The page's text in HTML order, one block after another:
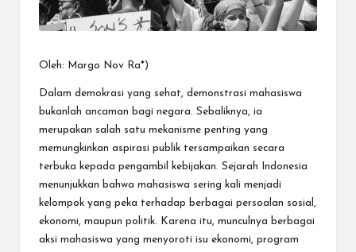
Oleh: Margo Nov Ra*)
Dalam demokrasi yang sehat, demonstrasi mahasiswa
bukanlah ancaman bagi negara. Sebaliknya, ia
merupakan salah satu mekanisme penting yang
memungkinkan aspirasi publik tersampaikan secara
terbuka kepada pengambil kebijakan. Sejarah Indonesia
menunjukkan bahwa mahasiswa sering kali menjadi
kelompok yang peka terhadap berbagai persoalan sosial,
ekonomi, maupun politik. Karena itu, munculnya berbagai
aksi mahasiswa yang menyoroti isu ekonomi, program